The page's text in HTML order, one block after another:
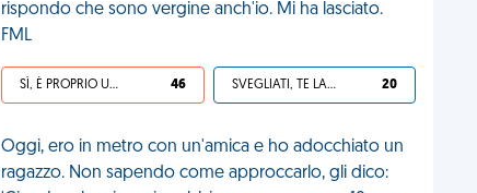
rispondo che sono vergine anch'io. Mi ha lasciato.
FML
SÌ, È PROPRIO UNA VDM! 46 SVEGLIATI, TE LA SEI CERCATA! 20
Oggi, ero in metro con un'amica e ho adocchiato un
ragazzo. Non sapendo come approccarlo, gli dico: